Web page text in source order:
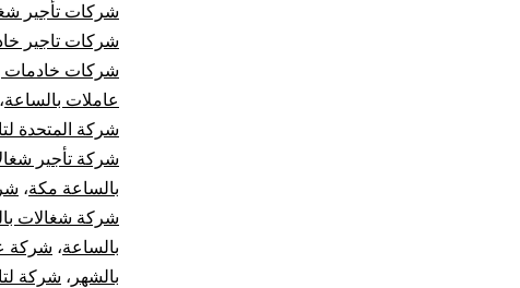
شركات تأجير
شركات تاجير
شركات خادمات
عاملات بالساعة،
شركة المتحدة
شركة تأجير
بالساعة مكة،
شركة شغالات
بالساعة، شركة
بالشهر ، شركة